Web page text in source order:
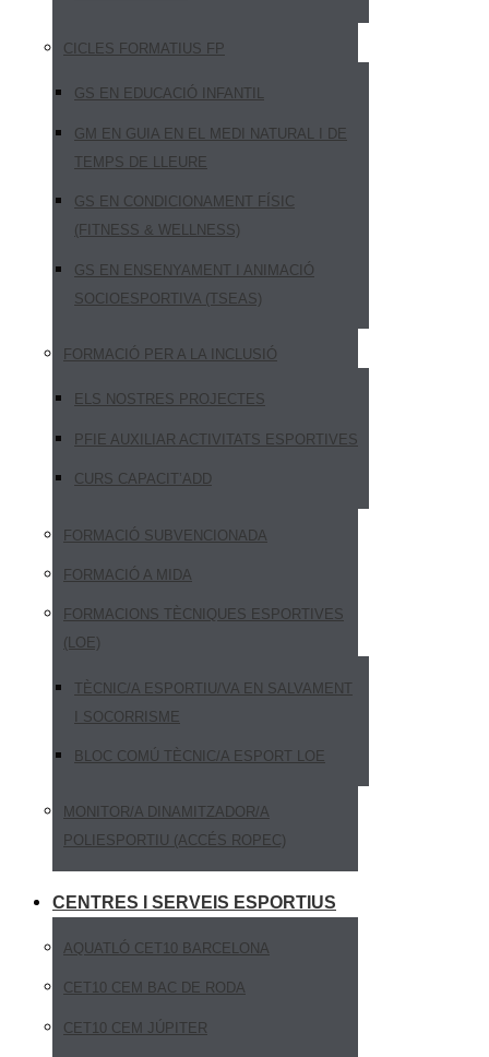
CICLES FORMATIUS FP
GS EN EDUCACIÓ INFANTIL
GM EN GUIA EN EL MEDI NATURAL I DE
TEMPS DE LLEURE
GS EN CONDICIONAMENT FÍSIC
(FITNESS & WELLNESS)
GS EN ENSENYAMENT I ANIMACIÓ
SOCIOESPORTIVA (TSEAS)
FORMACIÓ PER A LA INCLUSIÓ
ELS NOSTRES PROJECTES
PFIE AUXILIAR ACTIVITATS ESPORTIVES
CURS CAPACIT’ADD
FORMACIÓ SUBVENCIONADA
FORMACIÓ A MIDA
FORMACIONS TÈCNIQUES ESPORTIVES
(LOE)
TÈCNIC/A ESPORTIU/VA EN SALVAMENT
I SOCORRISME
BLOC COMÚ TÈCNIC/A ESPORT LOE
MONITOR/A DINAMITZADOR/A
POLIESPORTIU (ACCÉS ROPEC)
CENTRES I SERVEIS ESPORTIUS
AQUATLÓ CET10 BARCELONA
CET10 CEM BAC DE RODA
CET10 CEM JÚPITER